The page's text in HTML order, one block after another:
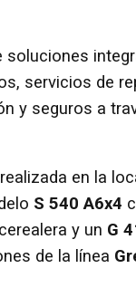
soluciones
servicios de
y seguros a
en la
S 540 A6x4
y un G
de la línea